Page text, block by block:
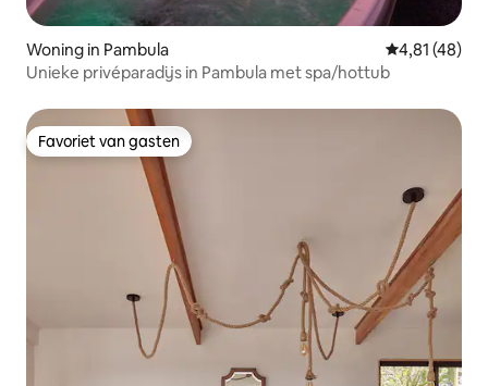
Woning in Pambula Gemiddelde
4,81 (48)
Unieke privéparadijs in Pambula met spa/hottub
Favoriet van gasten
Favoriet van gasten